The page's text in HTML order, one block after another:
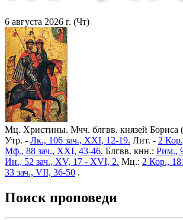
6 августа 2026 г. (Чт)
Мц. Христины. Мчч. блгвв. князей Бориса
Утр. - Лк., 106 зач., XXI, 12-19. Лит. - 2
Мф., 88 зач., XXI, 43-46. Блгвв. кнн.: Рим.,
Ин., 52 зач., XV, 17 - XVI, 2. Мц.: 2 Кор.,
33 зач., VII, 36-50 .
Поиск проповеди